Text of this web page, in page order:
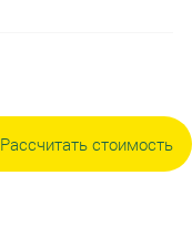
Рассчитать стоимость